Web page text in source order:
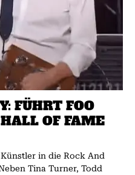
FÜHRT FOO
OF FAME
in die Rock And
Tina Turner, Todd